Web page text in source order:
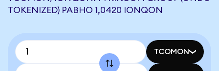
TOKENIZED) РАВНО 1,0420 IONQON
TCOMON